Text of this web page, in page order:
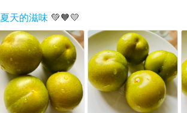
天的滋味 💚🧡💛